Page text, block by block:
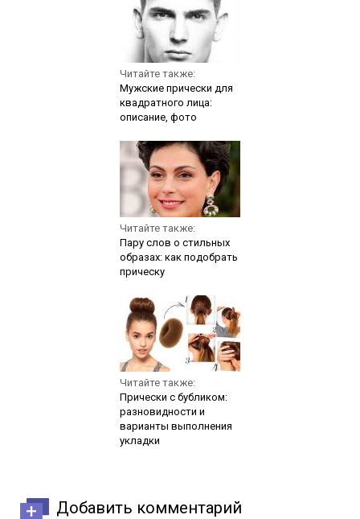
Читайте также:
Мужские прически для
квадратного лица:
описание, фото
Читайте также:
Пару слов о стильных
образах: как подобрать
прическу
Читайте также:
Прически с бубликом:
разновидности и
варианты выполнения
укладки
Добавить комментарий